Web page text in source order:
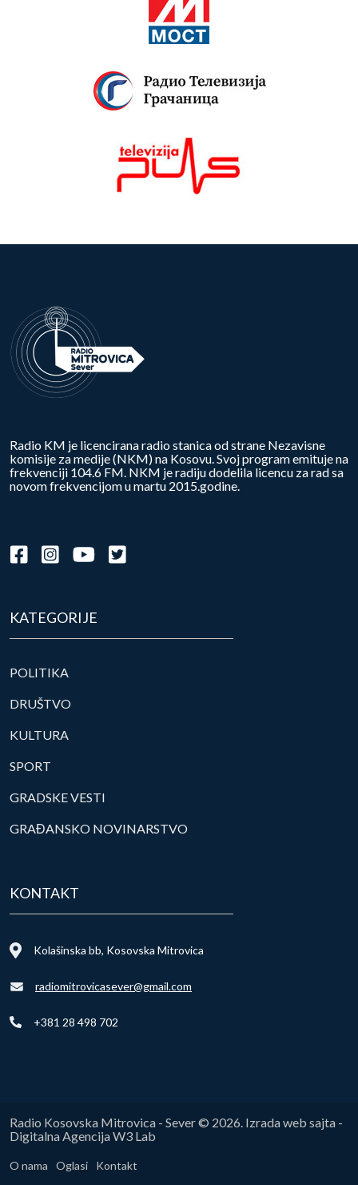
Radio KM je licencirana radio stanica od strane Nezavisne
komisije za medije (NKM) na Kosovu. Svoj program emituje na
frekvenciji 104.6 FM. NKM je radiju dodelila licencu za rad sa
novom frekvencijom u martu 2015.godine.
KATEGORIJE
POLITIKA
DRUŠTVO
KULTURA
SPORT
GRADSKE VESTI
GRAĐANSKO NOVINARSTVO
KONTAKT
Kolašinska bb, Kosovska Mitrovica
radiomitrovicasever@gmail.com
+381 28 498 702
Radio Kosovska Mitrovica - Sever © 2026. Izrada web sajta -
Digitalna Agencija W3 Lab
O nama Oglasi Kontakt